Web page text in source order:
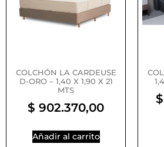
COLCHÓN LA CARDEUSE
D-ORO – 1,40 X 1,90 X 21
MTS
$ 902.370,00
Añadir al carrito
$